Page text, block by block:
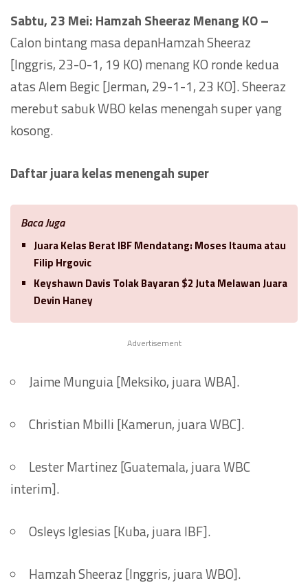
Sabtu, 23 Mei: Hamzah Sheeraz Menang KO –
Calon bintang masa depanHamzah Sheeraz
[Inggris, 23-0-1, 19 KO) menang KO ronde kedua
atas Alem Begic [Jerman, 29-1-1, 23 KO]. Sheeraz
merebut sabuk WBO kelas menengah super yang
kosong.
Daftar juara kelas menengah super
Baca Juga
Juara Kelas Berat IBF Mendatang: Moses Itauma atau
Filip Hrgovic
Keyshawn Davis Tolak Bayaran $2 Juta Melawan Juara
Devin Haney
Advertisement
Jaime Munguia [Meksiko, juara WBA].
Christian Mbilli [Kamerun, juara WBC].
Lester Martinez [Guatemala, juara WBC
interim].
Osleys Iglesias [Kuba, juara IBF].
Hamzah Sheeraz [Inggris, juara WBO].